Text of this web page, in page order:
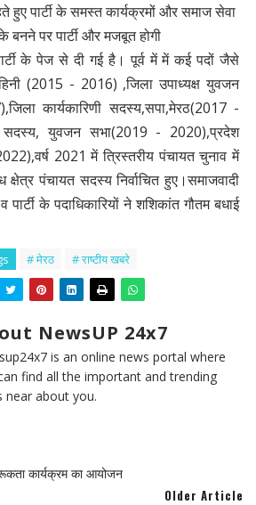
हुए पार्टी के समस्त कार्यक्रमों और समाज सेवा
पर पार्टी और मजबूत होगी
के पेज से दी गई है। पूर्व में में कई पदों जैसे
(2015 - 2016) ,जिला उपाध्यक्ष युवजन
कार्यकारिणी सदस्य,सपा,मेरठ(2017 -
सदस्य, युवजन सभा(2019 - 2020),प्रदेश
2021 में त्रिस्तरीय पंचायत चुनाव में
क्षेत्र पंचायत सदस्य निर्वाचित हुए।समाजवादी
पार्टी के पदाधिकारियों ने शशिकांत गौतम बधाई
# मेरठ # राष्टीय खबरे
NewsUP 24x7
is an online news portal where
find all the important and trending
near about you.
कार्यक्रम का आयोजन
Older Article